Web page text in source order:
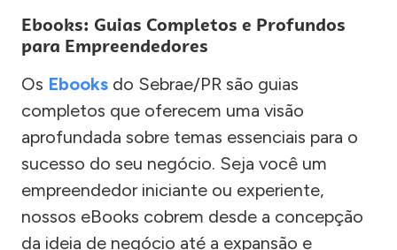
Ebooks: Guias Completos e Profundos
para Empreendedores
Os Ebooks do Sebrae/PR são guias
completos que oferecem uma visão
aprofundada sobre temas essenciais para o
sucesso do seu negócio. Seja você um
empreendedor iniciante ou experiente,
nossos eBooks cobrem desde a concepção
da ideia de negócio até a expansão e